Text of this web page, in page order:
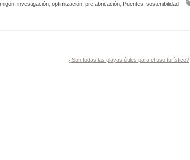
, investigación, optimización, prefabricación, Puentes sostenibilidad
¿Son todas las playas útiles para el uso turístico?